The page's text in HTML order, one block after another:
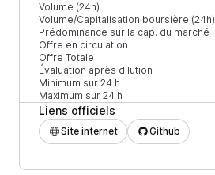
Volume (24h)
Volume/Capitalisation boursière (24h)
Prédominance sur la cap. du marché
Offre en circulation
Offre Totale
Évaluation après dilution
Minimum sur 24 h
Maximum sur 24 h
Liens officiels
Site internet Github